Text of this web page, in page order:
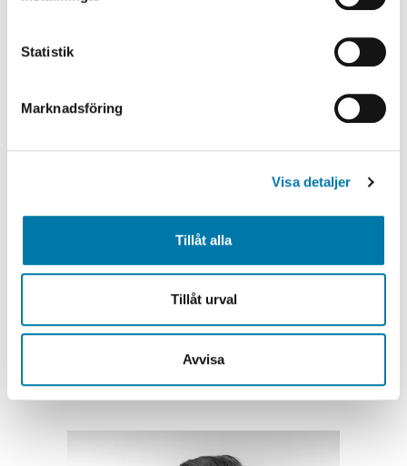
Statistik
Marknadsföring
Visa detaljer
Tillåt alla
Tillåt urval
Avvisa
Simon Martinussen